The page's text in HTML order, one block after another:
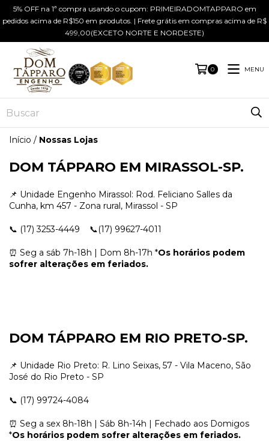
5% OFF na 1ª compra usando o cupom: PRIMEIRADOMTAPPARO em
pedidos acima de R$150 em produtos. | Frete grátis em compras acima de R$
499,00(EXCETO NORTE E NORDESTE)
0 MENU
Início / Nossas Lojas
DOM TÁPPARO EM MIRASSOL-SP.
📌 Unidade Engenho Mirassol: Rod. Feliciano Salles da
Cunha, km 457 - Zona rural, Mirassol - SP
📞 (17) 3253-4449 📞(17) 99627-4011
⏰ Seg a sáb 7h-18h | Dom 8h-17h *Os horários podem
sofrer alterações em feriados.
DOM TÁPPARO EM RIO PRETO-SP.
📌 Unidade Rio Preto: R. Lino Seixas, 57 - Vila Maceno, São
José do Rio Preto - SP
📞 (17) 99724-4084
⏰ Seg a sex 8h-18h | Sáb 8h-14h | Fechado aos Domigos
*Os horários podem sofrer alterações em feriados.